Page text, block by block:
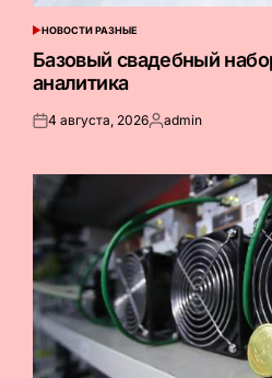
ОПУБЛИКОВАНО
В
НОВОСТИ РАЗНЫЕ
Базовый свадебный
аналитика
Опубликовано
4 августа, 2026Запись
admin